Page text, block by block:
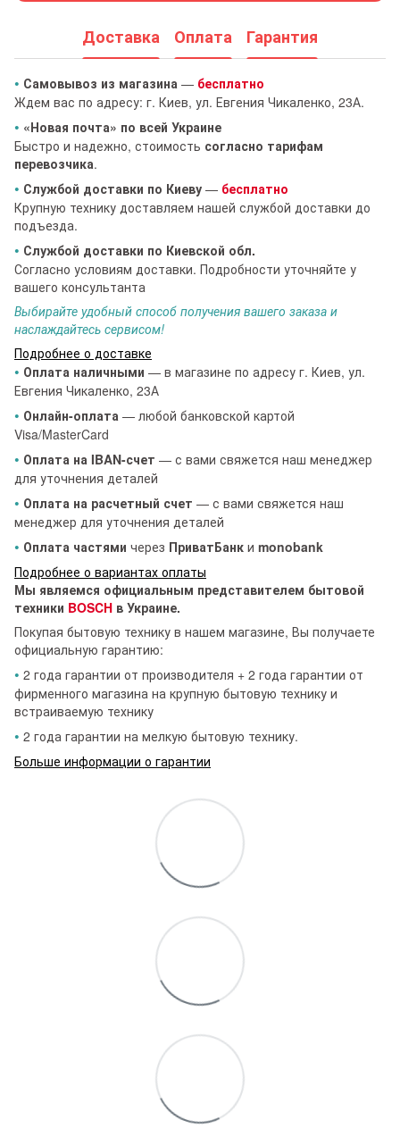
Доставка Оплата Гарантия
• Самовывоз из магазина — бесплатно
Ждем вас по адресу: г. Киев, ул. Евгения Чикаленко, 23А.
• «Новая почта» по всей Украине
Быстро и надежно, стоимость согласно тарифам
перевозчика.
• Службой доставки по Киеву — бесплатно
Крупную технику доставляем нашей службой доставки до
подъезда.
• Службой доставки по Киевской обл.
Согласно условиям доставки. Подробности уточняйте у
вашего консультанта
Выбирайте удобный способ получения вашего заказа и
наслаждайтесь сервисом!
Подробнее о доставке
• Оплата наличными — в магазине по адресу г. Киев, ул.
Евгения Чикаленко, 23А
• Онлайн-оплата — любой банковской картой
Visa/MasterCard
• Оплата на IBAN-счет — с вами свяжется наш менеджер
для уточнения деталей
• Оплата на расчетный счет — с вами свяжется наш
менеджер для уточнения деталей
• Оплата частями через ПриватБанк и monobank
Подробнее о вариантах оплаты
Мы являемся официальным представителем бытовой
техники BOSCH в Украине.
Покупая бытовую технику в нашем магазине, Вы получаете
официальную гарантию:
• 2 года гарантии от производителя + 2 года гарантии от
фирменного магазина на крупную бытовую технику и
встраиваемую технику
• 2 года гарантии на мелкую бытовую технику.
Больше информации о гарантии